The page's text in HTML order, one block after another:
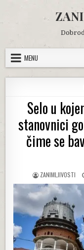
content
MENU
Selo u
stanovnici
čime se
AUTHOR:
ZANIMLJIVOSTI